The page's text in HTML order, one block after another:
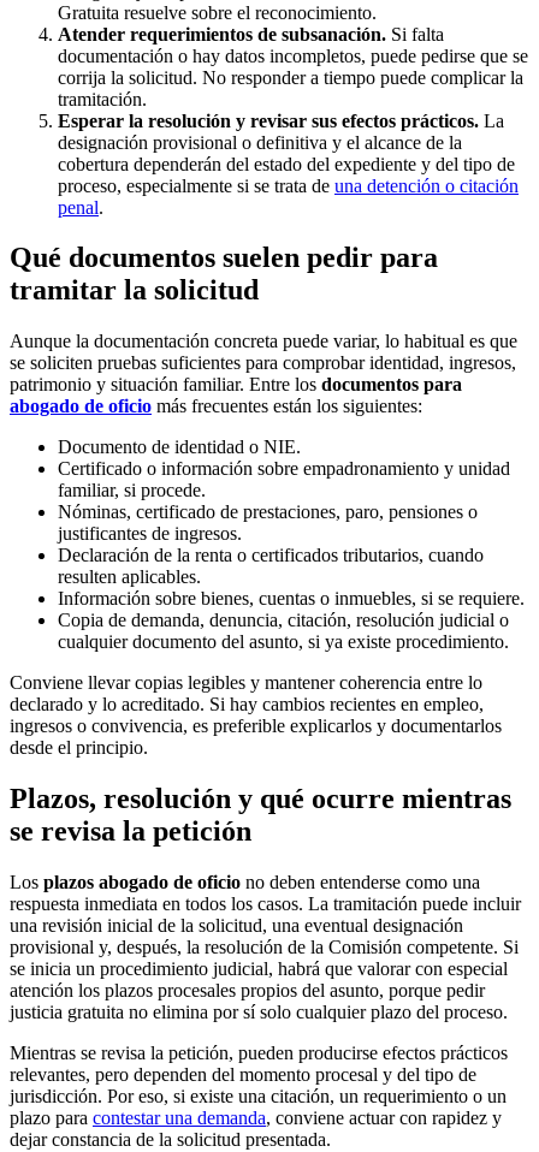
Gratuita resuelve sobre el reconocimiento.
Atender requerimientos de subsanación. Si falta
documentación o hay datos incompletos, puede pedirse que se
corrija la solicitud. No responder a tiempo puede complicar la
tramitación.
Esperar la resolución y revisar sus efectos prácticos. La
designación provisional o definitiva y el alcance de la
cobertura dependerán del estado del expediente y del tipo de
proceso, especialmente si se trata de una detención o citación
penal.
Qué documentos suelen pedir para
tramitar la solicitud
Aunque la documentación concreta puede variar, lo habitual es que
se soliciten pruebas suficientes para comprobar identidad, ingresos,
patrimonio y situación familiar. Entre los documentos para
abogado de oficio más frecuentes están los siguientes:
Documento de identidad o NIE.
Certificado o información sobre empadronamiento y unidad
familiar, si procede.
Nóminas, certificado de prestaciones, paro, pensiones o
justificantes de ingresos.
Declaración de la renta o certificados tributarios, cuando
resulten aplicables.
Información sobre bienes, cuentas o inmuebles, si se requiere.
Copia de demanda, denuncia, citación, resolución judicial o
cualquier documento del asunto, si ya existe procedimiento.
Conviene llevar copias legibles y mantener coherencia entre lo
declarado y lo acreditado. Si hay cambios recientes en empleo,
ingresos o convivencia, es preferible explicarlos y documentarlos
desde el principio.
Plazos, resolución y qué ocurre mientras
se revisa la petición
Los plazos abogado de oficio no deben entenderse como una
respuesta inmediata en todos los casos. La tramitación puede incluir
una revisión inicial de la solicitud, una eventual designación
provisional y, después, la resolución de la Comisión competente. Si
se inicia un procedimiento judicial, habrá que valorar con especial
atención los plazos procesales propios del asunto, porque pedir
justicia gratuita no elimina por sí solo cualquier plazo del proceso.
Mientras se revisa la petición, pueden producirse efectos prácticos
relevantes, pero dependen del momento procesal y del tipo de
jurisdicción. Por eso, si existe una citación, un requerimiento o un
plazo para contestar una demanda, conviene actuar con rapidez y
dejar constancia de la solicitud presentada.